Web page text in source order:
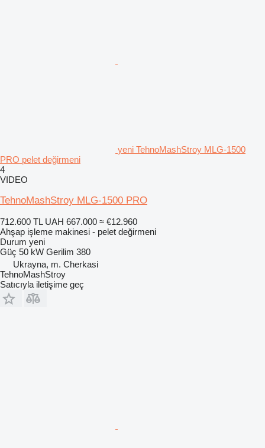
yeni TehnoMashStroy MLG-1500
PRO pelet değirmeni
4
VIDEO
TehnoMashStroy MLG-1500 PRO
712.600 TL UAH 667.000 ≈ €12.960
Ahşap işleme makinesi - pelet değirmeni
Durum yeni
Güç 50 kW Gerilim 380
Ukrayna, m. Cherkasi
TehnoMashStroy
Satıcıyla iletişime geç